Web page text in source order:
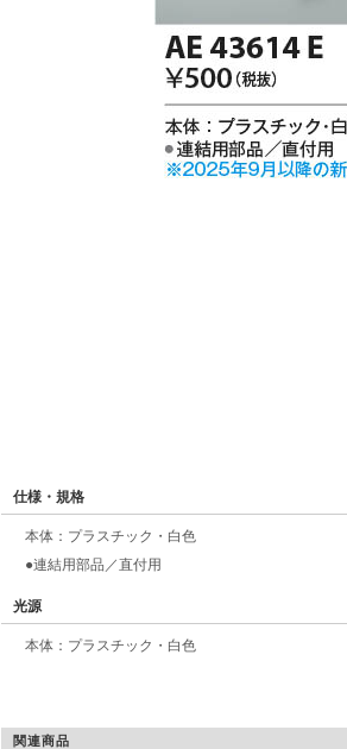
仕様・規格
本体：プラスチック・白色
●連結用部品／直付用
光源
本体：プラスチック・白色
関連商品